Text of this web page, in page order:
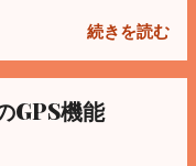
イトを参考に。
cd # git clone
phalcon-
devtools/ #
クリンクを作成 # ln
満足している 参考：
考： それPhpStorm
PhpStorm 8で
れる 参考：
リリース | JetBrains
続きを読む
GPS機能